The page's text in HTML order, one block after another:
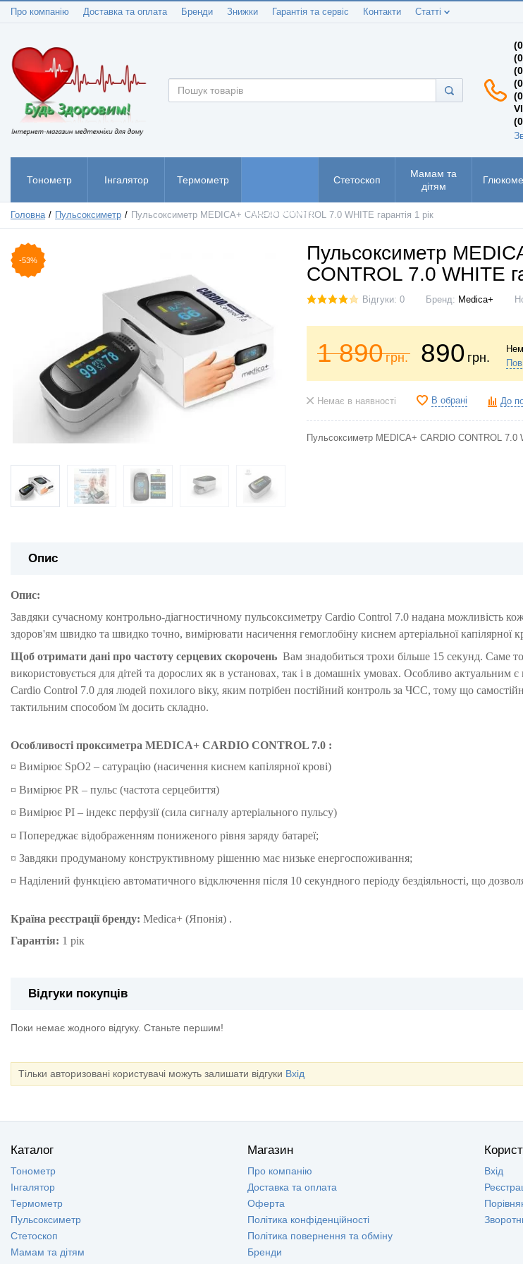
Про компанію Доставка та оплата Бренди Знижки Гарантія та сервіс Контакти Статті
Тонометр Інгалятор Термометр
Пульсоксиметр
Стетоскоп
Мамам та
дітям
Головна Пульсоксиметр Пульсоксиметр MEDICA+ CARDIO CONTROL 7.0 WHITE гарантія 1 рік
-53%
Пульсоксиметр
CONTROL 7.0 WHITE
Відгуки: 0 Бренд: Medica+
1 890грн. 890 грн.
Немає в наявності В обрані До
Пульсоксиметр MEDICA+ CARDIO CONTROL 7.0
Опис
Опис:
Завдяки сучасному контрольно-діагностичному пульсоксиметру Cardio Control 7.0 надана можливість
здоров'ям швидко та швидко точно, вимірювати насичення гемоглобіну киснем артеріальної капілярної
Щоб отримати дані про частоту серцевих скорочень Вам знадобиться трохи більше 15 секунд. Саме
використовується для дітей та дорослих як в установах, так і в домашніх умовах. Особливо актуальним
Cardio Control 7.0 для людей похилого віку, яким потрібен постійний контроль за ЧСС, тому що
тактильним способом їм досить складно.
Особливості проксиметра MEDICA+ CARDIO CONTROL 7.0 :
¤ Вимірює SpO2 – сатурацію (насичення киснем капілярної крові)
¤ Вимірює PR – пульс (частота серцебиття)
¤ Вимірює PI – індекс перфузії (сила сигналу артеріального пульсу)
¤ Попереджає відображенням пониженого рівня заряду батареї;
¤ Завдяки продуманому конструктивному рішенню має низьке енергоспоживання;
¤ Наділений функцією автоматичного відключення після 10 секундного періоду бездіяльності, що
Країна реєстрації бренду: Medica+ (Японія) .
Гарантія: 1 рік
Відгуки покупців
Поки немає жодного відгуку. Станьте першим!
Тільки авторизовані користувачі можуть залишати відгуки Вхід
Каталог
Тонометр
Інгалятор
Термометр
Пульсоксиметр
Стетоскоп
Мамам та дітям
Магазин
Про компанію
Доставка та оплата
Оферта
Політика конфіденційності
Політика повернення та обміну
Бренди
Вхід